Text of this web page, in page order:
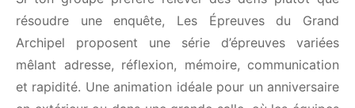
résoudre une enquête, Les Épreuves du Grand
Archipel proposent une série d’épreuves variées
mêlant adresse, réflexion, mémoire, communication
et rapidité. Une animation idéale pour un
anniversaire en extérieur ou dans une grande salle,